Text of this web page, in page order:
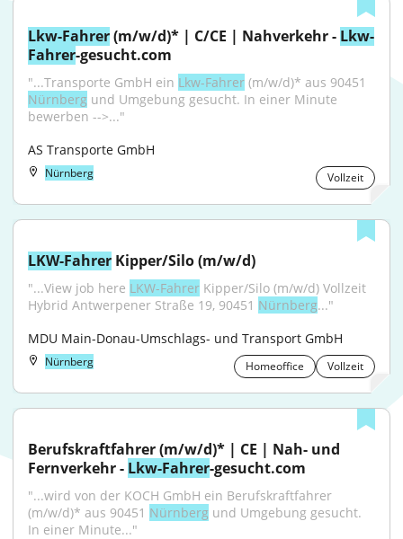
Lkw-Fahrer (m/w/d)* | C/CE | Nahverkehr - Lkw-
Fahrer-gesucht.com
"...Transporte GmbH ein Lkw-Fahrer
Nürnberg und Umgebung gesucht. In einer Minute
bewerben -->..."
AS Transporte GmbH
Nürnberg Vollzeit
LKW-Fahrer Kipper/Silo (m/w/d)
"...View job here LKW-Fahrer Kipper/Silo (m/w/d) Vollzeit
Hybrid Antwerpener Straße 19, 90451 Nürnberg..."
MDU Main-Donau-Umschlags- und Transport GmbH
Nürnberg Homeoffice Vollzeit
Berufskraftfahrer (m/w/d)* | CE | Nah- und
Fernverkehr - Lkw-Fahrer-gesucht.com
"...wird von der KOCH GmbH ein Berufskraftfahrer
(m/w/d)* aus 90451 Nürnberg und Umgebung gesucht.
In einer Minute..."